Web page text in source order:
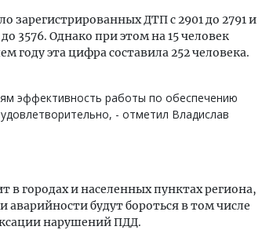
зарегистрированных ДТП с 2901 до 2791 и
3576. Однако при этом на 15 человек
году эта цифра составила 252 человека.
эффективность работы по обеспечению
- отметил Владислав
в городах и населенных пунктах региона,
аварийности будут бороться в том числе
нарушений ПДД.